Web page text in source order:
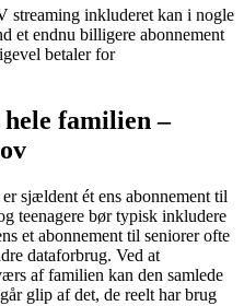
streaming inkluderet kan i nogle
et endnu billigere abonnement
betaler for
familien –
sjældent ét ens abonnement til
teenagere bør typisk inkludere
et abonnement til seniorer ofte
dataforbrug. Ved at
af familien kan den samlede
glip af det, de reelt har brug